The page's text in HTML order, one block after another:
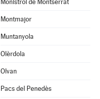
Monistrol de Montserrat
Montmajor
Muntanyola
Olèrdola
Olvan
Pacs del Penedès